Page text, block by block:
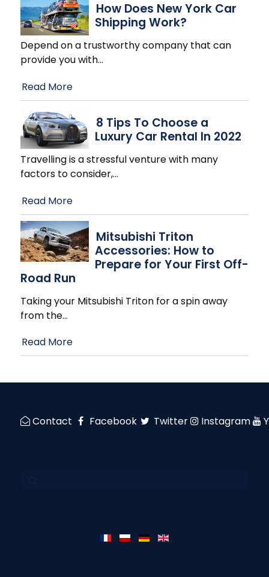
How Does New York Car
Shipping Work?
Depend on a trustworthy company that can
provide you with…
Read More
8 Tips To Choose a
Luxury Car Rental In 2022
Travelling is a stressful venture with many
factors to consider,…
Read More
Mitsubishi Triton
Accessories: How to
Prepare for Your First Off-
Road Run
Taking your Mitsubishi Triton for a spin away
from the…
Read More
Contact Facebook Twitter Instagram